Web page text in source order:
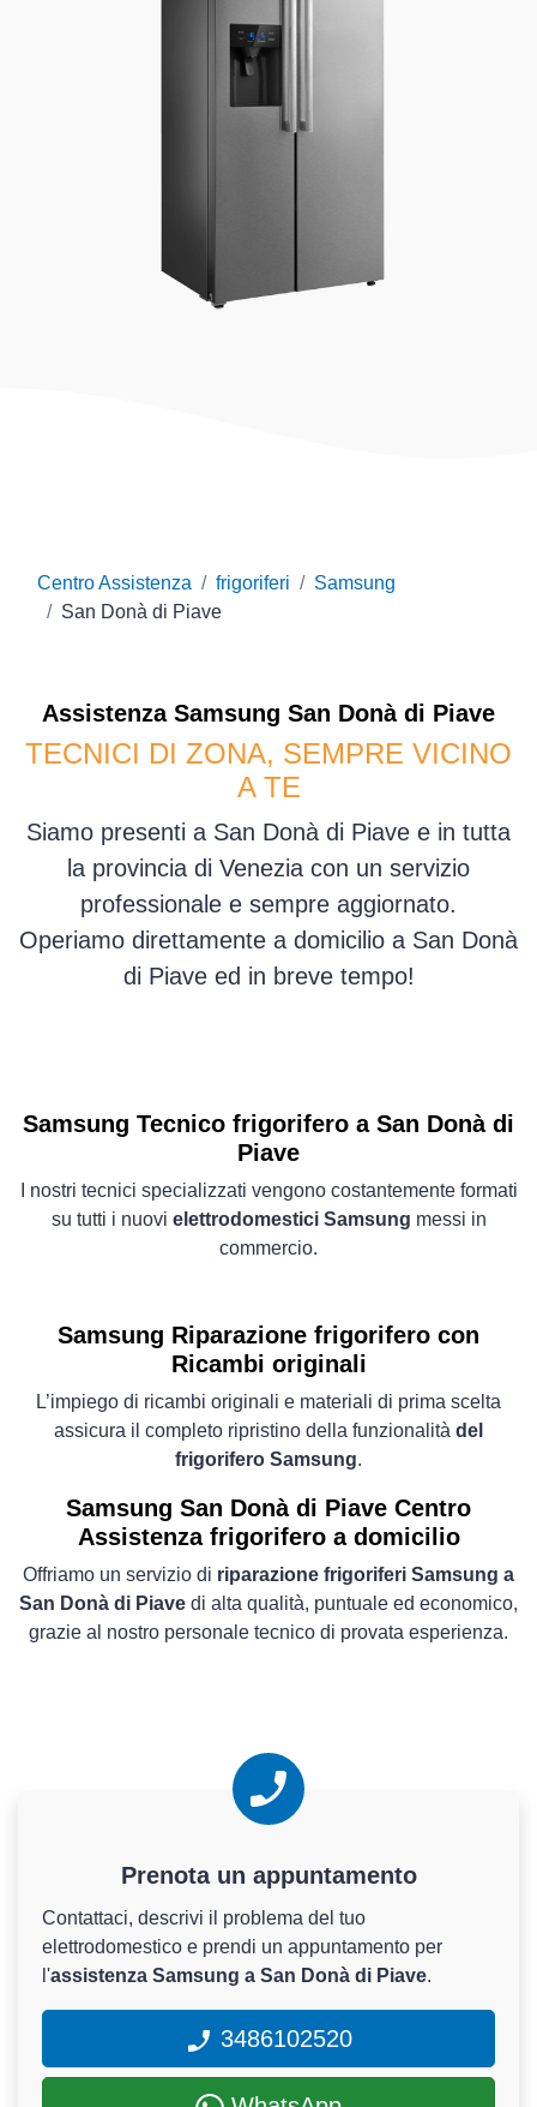
Centro Assistenza frigoriferi
Samsung
San Donà di Piave
Assistenza Samsung San Donà di Piave
TECNICI DI ZONA, SEMPRE VICINO
A TE
Siamo presenti a San Donà di Piave e in tutta
la provincia di Venezia con un servizio
professionale e sempre aggiornato.
Operiamo direttamente a domicilio a San Donà
di Piave ed in breve tempo!
Samsung Tecnico frigorifero a San Donà di
Piave
I nostri tecnici specializzati vengono costantemente formati
su tutti i nuovi elettrodomestici Samsung messi in
commercio.
Samsung Riparazione frigorifero con
Ricambi originali
L’impiego di ricambi originali e materiali di prima scelta
assicura il completo ripristino della funzionalità del
frigorifero Samsung.
Samsung San Donà di Piave Centro
Assistenza frigorifero a domicilio
Offriamo un servizio di riparazione frigoriferi Samsung a
San Donà di Piave di alta qualità, puntuale ed economico,
grazie al nostro personale tecnico di provata esperienza.
Prenota un appuntamento
Contattaci, descrivi il problema del tuo
elettrodomestico e prendi un appuntamento per
l'assistenza Samsung a San Donà di Piave.
3486102520